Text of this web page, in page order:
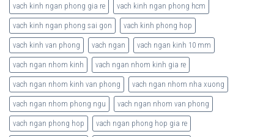
vach kinh ngan phong gia re vach kinh ngan phong hcm
vach kinh ngan phong sai gon vach kinh phong hop
vach kinh van phong vach ngan vach ngan kinh 10 mm
vach ngan nhom kinh vach ngan nhom kinh gia re
vach ngan nhom kinh van phong vach ngan nhom nha xuong
vach ngan nhom phong ngu vach ngan nhom van phong
vach ngan phong hop vach ngan phong hop gia re